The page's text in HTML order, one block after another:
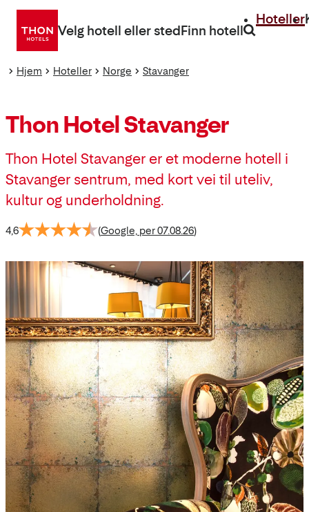
Gå
direkte
Velg hotell eller stedFinn hotell
Hoteller
Hjem Hoteller Norge Stavanger
Thon Hotel Stavanger
Thon Hotel Stavanger er et moderne hotell i
Stavanger sentrum, med kort vei til uteliv,
kultur og underholdning.
4,6 (Google, per 07.08.26)